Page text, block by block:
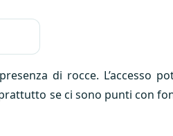
di rocce. L’accesso
se ci sono punti con